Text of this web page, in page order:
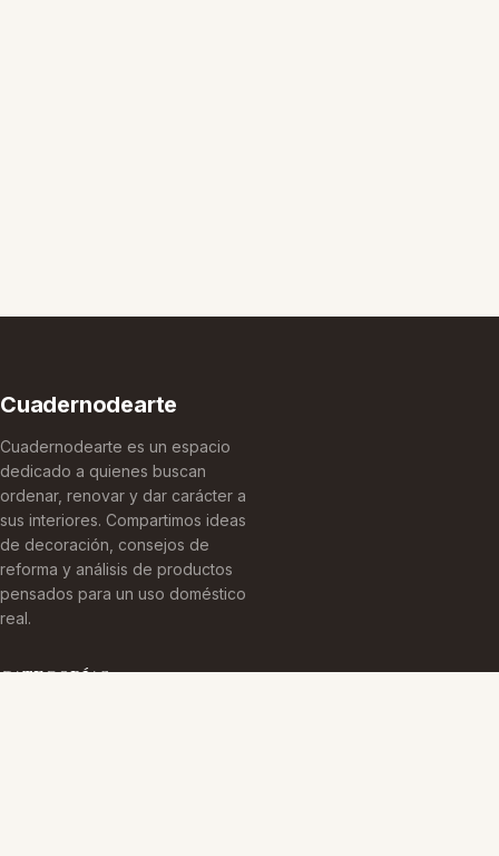
Cuadernodearte
Cuadernodearte es un espacio
dedicado a quienes buscan
ordenar, renovar y dar carácter a
sus interiores. Compartimos ideas
de decoración, consejos de
reforma y análisis de productos
pensados para un uso doméstico
real.
CATEGORÍAS